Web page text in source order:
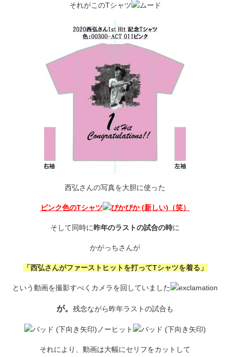
それがこのTシャツ
西弘さんの写真を大胆に使った
ピンク色のTシャツ （笑）
そして同時に昨年のラストの試合の時に
かがっちさんが
「西弘さんがファーストヒットを打ってTシャツを着る」
という動画を撮影すべくカメラを回していました
が。 残念ながら昨年ラストの試合も
ノーヒット
それにより、動画は大幅にセリフをカットして